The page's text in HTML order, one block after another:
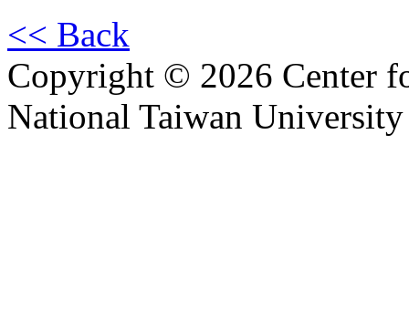
<< Back
Copyright © 2026 Center
National Taiwan University